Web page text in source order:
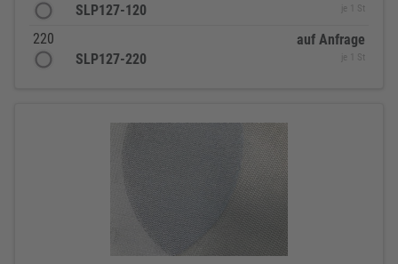
SLP127-120
je 1 St
220
SLP127-220
auf Anfrage
je 1 St